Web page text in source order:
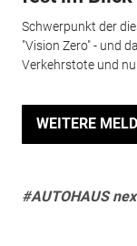
Schwerpunkt der
"Vision Zero" - und
Verkehrstote und
WEITERE
#AUTOHAUS